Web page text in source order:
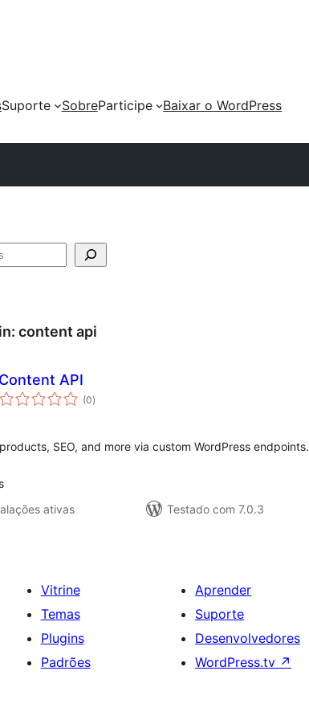
Suporte SobreParticipe
Baixar o WordPress
content api
Content API
(0total
de
)
SEO, and more via custom WordPress endpoints.
ativas
Testado com 7.0.3
Vitrine
Temas
Plugins
Padrões
Aprender
Suporte
Desenvolvedores
WordPress.tv ↗